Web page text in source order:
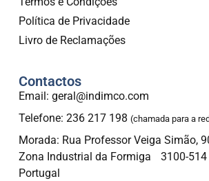
Política de Privacidade
Livro de Reclamações
Contactos
Email: geral@indimco.com
Telefone: 236 217 198 (chamada para a
Morada: Rua Professor Veiga Simão,
Zona Industrial da Formiga 3100-514
Portugal